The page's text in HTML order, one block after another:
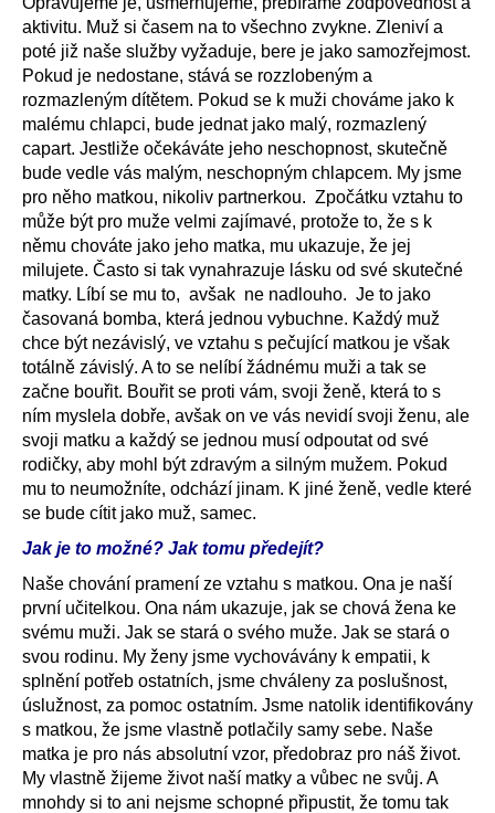
aktivitu. Muž si časem na to všechno zvykne. Zleniví a
poté již naše služby vyžaduje, bere je jako samozřejmost.
Pokud je nedostane, stává se rozzlobeným a
rozmazleným dítětem. Pokud se k muži chováme jako k
malému chlapci, bude jednat jako malý, rozmazlený
capart. Jestliže očekáváte jeho neschopnost, skutečně
bude vedle vás malým, neschopným chlapcem. My jsme
pro něho matkou, nikoliv partnerkou. Zpočátku vztahu to
může být pro muže velmi zajímavé, protože to, že s k
němu chováte jako jeho matka, mu ukazuje, že jej
milujete. Často si tak vynahrazuje lásku od své skutečné
matky. Líbí se mu to, avšak ne nadlouho. Je to jako
časovaná bomba, která jednou vybuchne. Každý muž
chce být nezávislý, ve vztahu s pečující matkou je však
totálně závislý. A to se nelíbí žádnému muži a tak se
začne bouřit. Bouřit se proti vám, svoji ženě, která to s
ním myslela dobře, avšak on ve vás nevidí svoji ženu, ale
svoji matku a každý se jednou musí odpoutat od své
rodičky, aby mohl být zdravým a silným mužem. Pokud
mu to neumožníte, odchází jinam. K jiné ženě, vedle které
se bude cítit jako muž, samec.
Jak je to možné? Jak tomu předejít?
Naše chování pramení ze vztahu s matkou. Ona je naší
první učitelkou. Ona nám ukazuje, jak se chová žena ke
svému muži. Jak se stará o svého muže. Jak se stará o
svou rodinu. My ženy jsme vychovávány k empatii, k
splnění potřeb ostatních, jsme chváleny za poslušnost,
úslužnost, za pomoc ostatním. Jsme natolik identifikovány
s matkou, že jsme vlastně potlačily samy sebe. Naše
matka je pro nás absolutní vzor, předobraz pro náš život.
My vlastně žijeme život naší matky a vůbec ne svůj. A
mnohdy si to ani nejsme schopné připustit, že tomu tak